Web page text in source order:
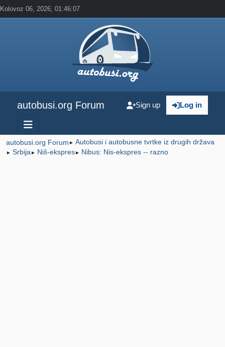
Kolovoz 06, 2026, 01:46:07
autobusi.org Forum Log in
Sign up
autobusi.org Forum ► Autobusi i autobusne tvrtke iz drugih država
► Srbija ► Niš-ekspres► Nibus: Nis-ekspres -- razno